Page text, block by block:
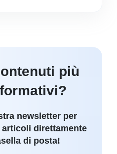
più
newsletter per
direttamente
di posta!